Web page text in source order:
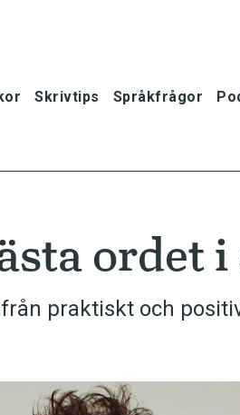
Skrivtips Språkfrågor
ordet
praktiskt och